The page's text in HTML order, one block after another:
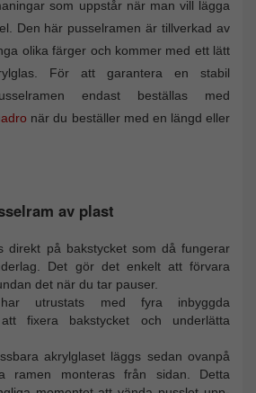
som uppstår när man vill lägga
Den här pusselramen är tillverkad av
olika färger och kommer med ett lätt
För att garantera en stabil
endast beställas med
när du beställer med en längd eller
av plast
direkt på bakstycket som då fungerar
Det gör det enkelt att förvara
det när du tar pauser.
har utrustats med fyra inbyggda
fixera bakstycket och underlätta
akrylglaset läggs sedan ovanpå
ramen monteras från sidan. Detta